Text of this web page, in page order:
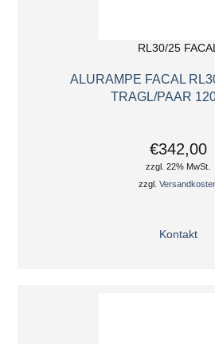
RL30/25 FACAL
ALURAMPE FACAL
TRAGL/PAAR
€342,00
zzgl. 22% MwSt.
zzgl.
Kontakt